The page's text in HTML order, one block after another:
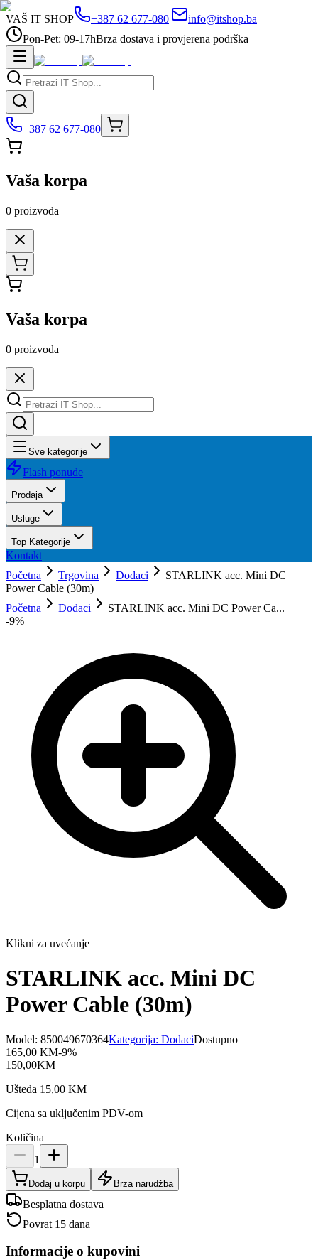
VAŠ IT SHOP +387 62 677-080|
info@itshop.ba
Pon-Pet: 09-17hBrza dostava i provjerena podrška
+387 62 677-080
Vaša korpa
0 proizvoda
Vaša korpa
0 proizvoda
Sve kategorije
Flash ponude
Prodaja
Usluge
Top Kategorije
Kontakt
Početna
Trgovina Dodaci
STARLINK acc. Mini DC
Power Cable (30m)
Početna
Dodaci
STARLINK acc. Mini DC Power Ca...
-9%
Klikni za uvećanje
STARLINK acc. Mini DC
Power Cable (30m)
Model: 850049670364Kategorija: DodaciDostupno
165,00 KM-9%
150,00KM
Ušteda 15,00 KM
Cijena sa uključenim PDV-om
Količina
1
Dodaj u korpu Brza narudžba
Besplatna dostava
Povrat 15 dana
Informacije o kupovini